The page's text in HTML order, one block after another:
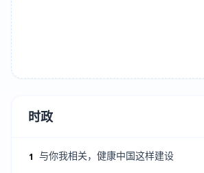
时政
1 与你我相关，健康中国这样建设